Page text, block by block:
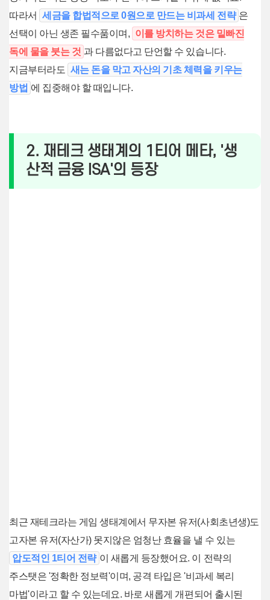
따라서
세금을 합법적으로 0원으로 만드는 비과세 전략 은
선택이 아닌 생존 필수품이며, 이를 방치하는 것은 밑빠진
독에 물을 붓는 것 과 다름없다고 단언할 수 있습니다.
지금부터라도 새는 돈을 막고 자산의 기초 체력을 키우는
방법 에 집중해야 할 때입니다.
2. 재테크 생태계의 1티어 메타, '생
산적 금융 ISA'의 등장
최근 재테크라는 게임 생태계에서 무자본 유저(사회초년생)도
고자본 유저(자산가) 못지않은 엄청난 효율을 낼 수 있는
압도적인 1티어 전략 이 새롭게 등장했어요. 이 전략의
주스탯은 '정확한 정보력'이며, 공격 타입은 '비과세 복리
마법'이라고 할 수 있는데요. 바로 새롭게 개편되어 출시된